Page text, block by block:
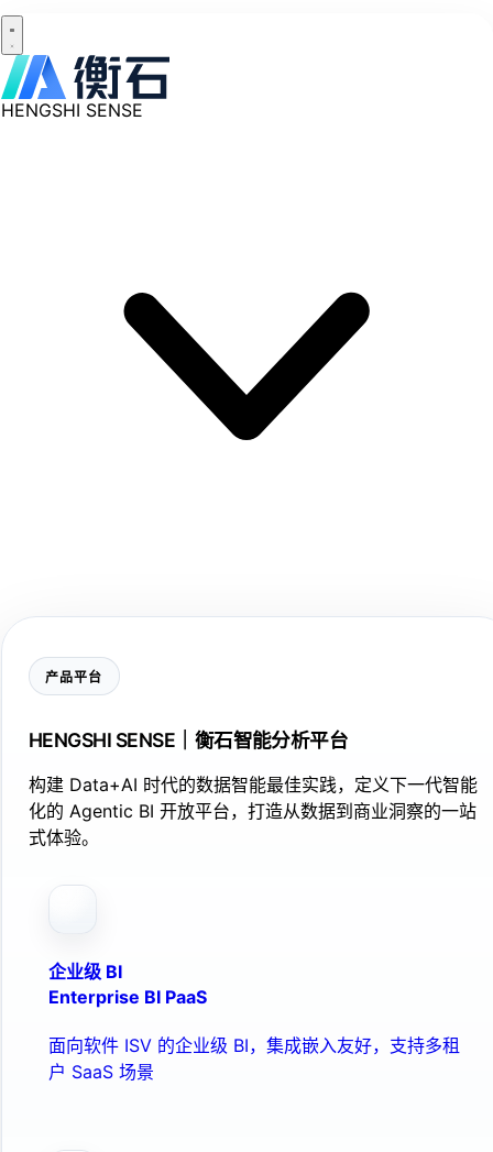
HENGSHI SENSE
产品平台
HENGSHI SENSE｜衡石智能分析平台
构建 Data+AI 时代的数据智能最佳实践，定义下一代智能
化的 Agentic BI 开放平台，打造从数据到商业洞察的一站
式体验。
企业级 BI
Enterprise BI PaaS
面向软件 ISV 的企业级 BI，集成嵌入友好，支持多租
户 SaaS 场景